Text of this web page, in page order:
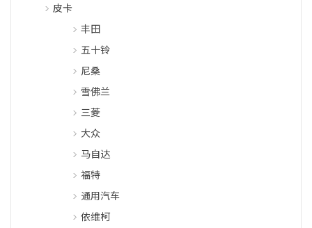
皮卡
丰田
五十铃
尼桑
雪佛兰
三菱
大众
马自达
福特
通用汽车
依维柯